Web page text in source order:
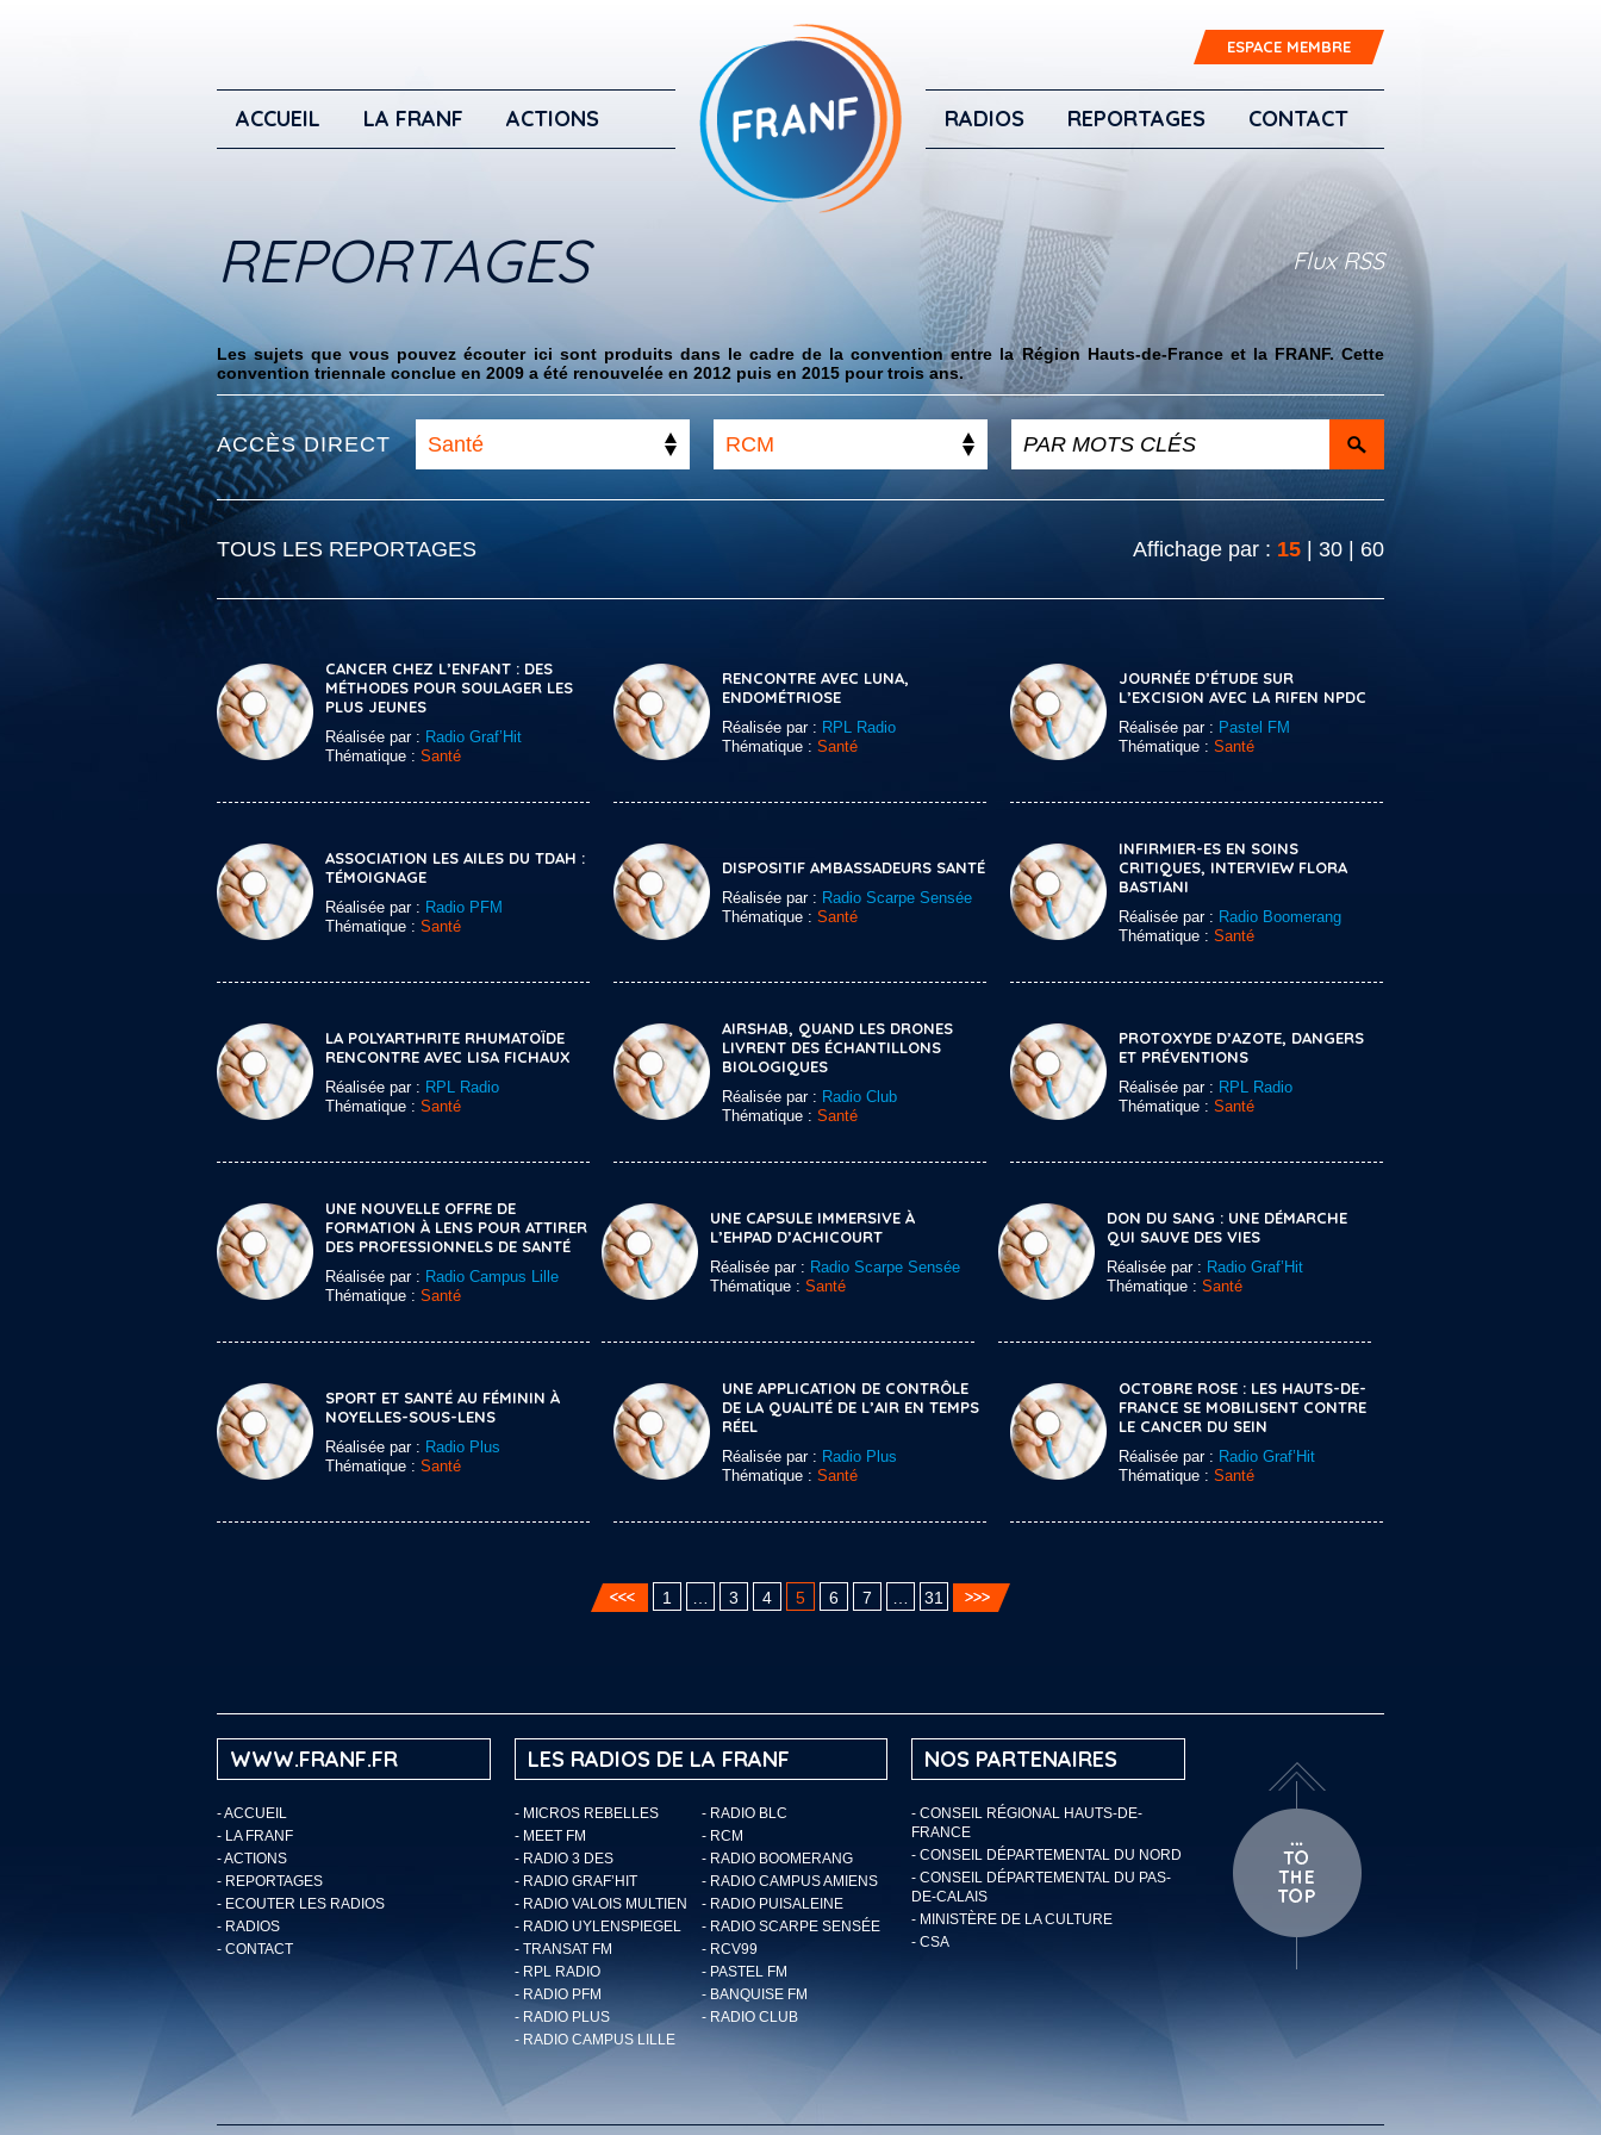
ESPACE MEMBRE
ACCUEIL LA FRANF ACTIONS RADIOS REPORTAGES CONTACT
REPORTAGES Flux RSS
Les sujets que vous pouvez écouter ici sont produits dans le cadre de la convention entre la Région Hauts-de-France et la FRANF. Cette
convention triennale conclue en 2009 a été renouvelée en 2012 puis en 2015 pour trois ans.
ACCÈS DIRECT Santé RCM
TOUS LES REPORTAGES Affichage par : 15 30 60
CANCER CHEZ L’ENFANT : DES
MÉTHODES POUR SOULAGER LES
PLUS JEUNES
Réalisée par : Radio Graf’Hit
Thématique : Santé
RENCONTRE AVEC LUNA,
ENDOMÉTRIOSE
Réalisée par : RPL Radio
Thématique : Santé
JOURNÉE D’ÉTUDE SUR
L’EXCISION AVEC LA RIFEN NPDC
Réalisée par : Pastel FM
Thématique : Santé
ASSOCIATION LES AILES DU TDAH :
TÉMOIGNAGE
Réalisée par : Radio PFM
Thématique : Santé
DISPOSITIF AMBASSADEURS SANTÉ
Réalisée par : Radio Scarpe Sensée
Thématique : Santé
INFIRMIER-ES EN SOINS
CRITIQUES, INTERVIEW FLORA
BASTIANI
Réalisée par : Radio Boomerang
Thématique : Santé
LA POLYARTHRITE RHUMATOÏDE
RENCONTRE AVEC LISA FICHAUX
Réalisée par : RPL Radio
Thématique : Santé
AIRSHAB, QUAND LES DRONES
LIVRENT DES ÉCHANTILLONS
BIOLOGIQUES
Réalisée par : Radio Club
Thématique : Santé
PROTOXYDE D’AZOTE, DANGERS
ET PRÉVENTIONS
Réalisée par : RPL Radio
Thématique : Santé
UNE NOUVELLE OFFRE DE
FORMATION À LENS POUR ATTIRER
DES PROFESSIONNELS DE SANTÉ
Réalisée par : Radio Campus Lille
Thématique : Santé
UNE CAPSULE IMMERSIVE À
L’EHPAD D’ACHICOURT
Réalisée par : Radio Scarpe Sensée
Thématique : Santé
DON DU SANG : UNE DÉMARCHE
QUI SAUVE DES VIES
Réalisée par : Radio Graf’Hit
Thématique : Santé
SPORT ET SANTÉ AU FÉMININ À
NOYELLES-SOUS-LENS
Réalisée par : Radio Plus
Thématique : Santé
UNE APPLICATION DE CONTRÔLE
DE LA QUALITÉ DE L’AIR EN TEMPS
RÉEL
Réalisée par : Radio Plus
Thématique : Santé
OCTOBRE ROSE : LES HAUTS-DE-
FRANCE SE MOBILISENT CONTRE
LE CANCER DU SEIN
Réalisée par : Radio Graf’Hit
Thématique : Santé
1 3 4 5 6 7 31
WWW.FRANF.FR
-ACCUEIL
- LA FRANF
-ACTIONS
- REPORTAGES
- ECOUTER LES RADIOS
- RADIOS
- CONTACT
LES RADIOS DE LA FRANF
- MICROS REBELLES
- RADIO BLC
- MEET FM
- RCM
- RADIO 3 DES
- RADIO BOOMERANG
- RADIO GRAF’HIT
- RADIO CAMPUS AMIENS
- RADIO VALOIS MULTIEN
- RADIO PUISALEINE
- RADIO UYLENSPIEGEL
- RADIO SCARPE SENSÉE
- TRANSAT FM
- RCV99
- RPL RADIO
- PASTEL FM
- RADIO PFM
- BANQUISE FM
- RADIO PLUS
- RADIO CLUB
- RADIO CAMPUS LILLE
NOS PARTENAIRES
- CONSEIL RÉGIONAL HAUTS-DE-
FRANCE
- CONSEIL DÉPARTEMENTAL DU NORD
- CONSEIL DÉPARTEMENTAL DU PAS-
DE-CALAIS
- MINISTÈRE DE LA CULTURE
- CSA